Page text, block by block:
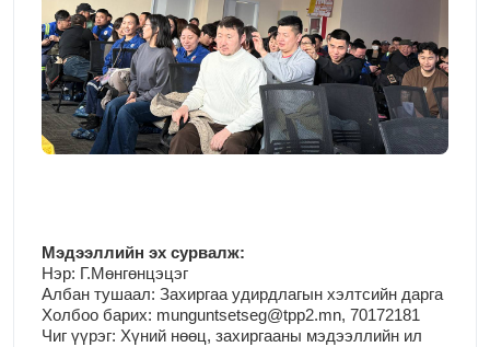
Мэдээллийн эх сурвалж:
Нэр: Г.Мөнгөнцэцэг
Албан тушаал: Захиргаа удирдлагын хэлтсийн дарга
Холбоо барих: munguntsetseg@tpp2.mn, 70172181
Чиг үүрэг: Хүний нөөц, захиргааны мэдээллийн ил